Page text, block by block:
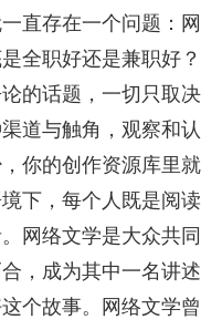
直存在一个问题：网
全职好还是兼职好？
的话题，一切只取决
道与触角，观察和认
你的创作资源库里就
下，每个人既是阅读
网络文学是大众共同
，成为其中一名讲述
个故事。网络文学曾